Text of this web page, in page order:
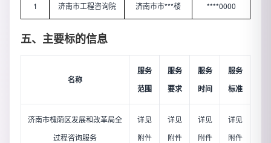
1 济南市工程咨询院 济南市市***楼 ****0000
五、主要标的信息
名称
服务
范围
服务
要求
服务
时间
服务
标准
济南市槐荫区发展和改革局全
过程咨询服务
详见
附件
详见
附件
详见
附件
详见
附件